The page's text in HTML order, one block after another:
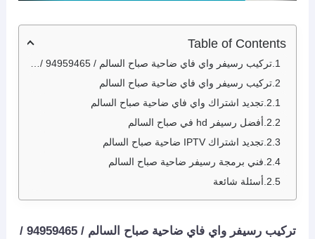
Table of Contents
تركيب رسيفر واي فاي ضاحية صباح السالم / 94959465 / تجديد اشتراك واي فاي صباح السالم
تركيب رسيفر واي فاي ضاحية صباح السالم
تجديد اشتراك واي فاي ضاحية صباح السالم
أفضل رسيفر hd في صباح السالم
تجديد اشتراك IPTV ضاحية صباح السالم
فني برمجة رسيفر ضاحية صباح السالم
أسئلة شائعة
تركيب رسيفر واي فاي ضاحية صباح السالم / 94959465 /